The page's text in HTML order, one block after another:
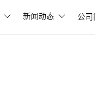
新闻动态 公司